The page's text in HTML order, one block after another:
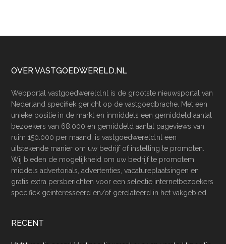
Footer
OVER VASTGOEDWERELD.NL
Webportal vastgoedwereld.nl is de grootste nieuwsportal van
Nederland specifiek gericht op de vastgoedbrache. Met een
unieke positie in de markt en inmiddels een gemiddeld aantal
bezoekers van 68.000 en gemiddeld aantal pageviews van
ruim 150.000 per maand, is vastgoedwereld.nl een
uitstekende manier om uw bedrijf of instelling te promoten.
Wij bieden de mogelijkheid om uw bedrijf te promotem
middels advertorials, advertenties, vacatureplaatsingen en
gratis extra persberichten voor een selectie internetbezoekers
specifiek geïnteresseerd en/of gerelateerd in het vakgebied.
RECENT